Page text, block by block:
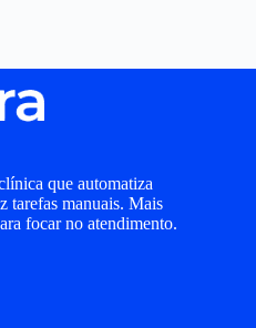
que automatiza
tarefas manuais. Mais
focar no atendimento.